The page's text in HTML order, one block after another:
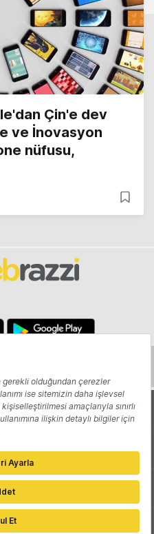
Çin'e dev
ve İnovasyon
nüfusu,
Yazarlar
Reklam